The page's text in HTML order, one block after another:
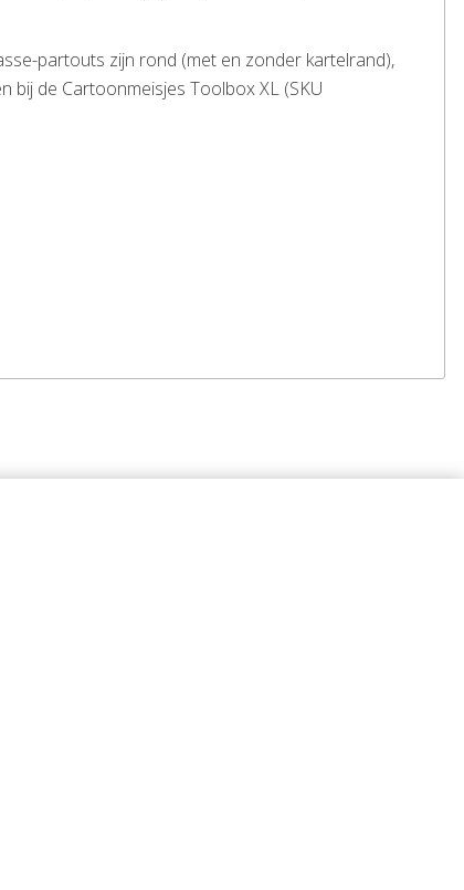
partouts zijn rond (met en zonder kartelrand),
bij de Cartoonmeisjes Toolbox XL (SKU